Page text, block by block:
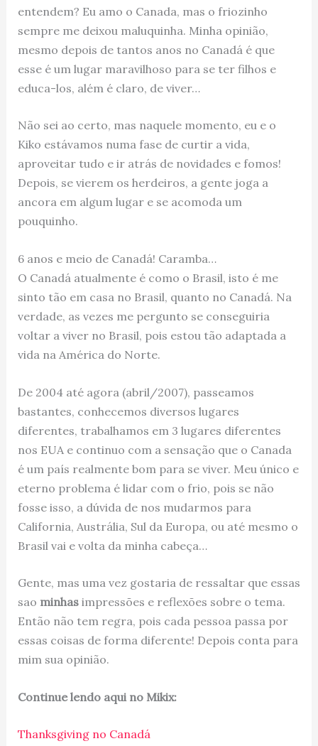
entendem? Eu amo o Canada, mas o friozinho
sempre me deixou maluquinha. Minha opinião,
mesmo depois de tantos anos no Canadá é que
esse é um lugar maravilhoso para se ter filhos e
educa-los, além é claro, de viver…
Não sei ao certo, mas naquele momento, eu e o
Kiko estávamos numa fase de curtir a vida,
aproveitar tudo e ir atrás de novidades e fomos!
Depois, se vierem os herdeiros, a gente joga a
ancora em algum lugar e se acomoda um
pouquinho.
6 anos e meio de Canadá! Caramba…
O Canadá atualmente é como o Brasil, isto é me
sinto tão em casa no Brasil, quanto no Canadá. Na
verdade, as vezes me pergunto se conseguiria
voltar a viver no Brasil, pois estou tão adaptada a
vida na América do Norte.
De 2004 até agora (abril/2007), passeamos
bastantes, conhecemos diversos lugares
diferentes, trabalhamos em 3 lugares diferentes
nos EUA e continuo com a sensação que o Canada
é um país realmente bom para se viver. Meu único e
eterno problema é lidar com o frio, pois se não
fosse isso, a dúvida de nos mudarmos para
California, Austrália, Sul da Europa, ou até mesmo o
Brasil vai e volta da minha cabeça…
Gente, mas uma vez gostaria de ressaltar que essas
sao minhasimpressões e reflexões sobre o tema.
Então não tem regra, pois cada pessoa passa por
essas coisas de forma diferente! Depois conta para
mim sua opinião.
Continue lendo aqui no Mikix:
Thanksgiving no Canadá